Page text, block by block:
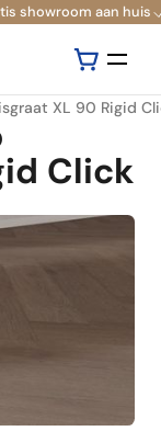
showroom aan huis
XL 90 Rigid
Click